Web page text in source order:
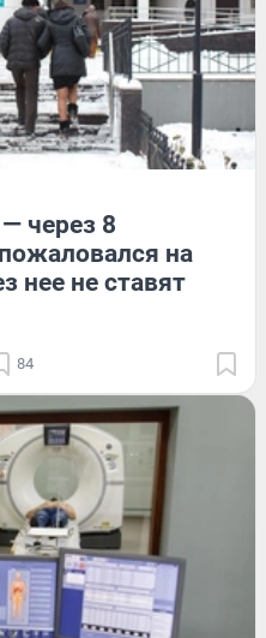
через 8
на
нее не ставят
84